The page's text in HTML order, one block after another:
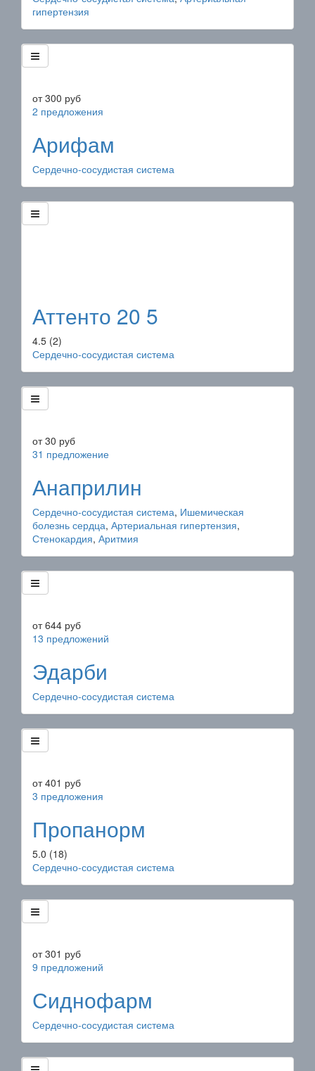
гипертензия
от300 руб
2 предложения
Арифам
Сердечно-сосудистая система
Аттенто 20 5
4.5 (2)
Сердечно-сосудистая система
от30 руб
31 предложение
Анаприлин
Сердечно-сосудистая система, Ишемическая
болезнь сердца, Артериальная гипертензия,
Стенокардия, Аритмия
от644 руб
13 предложений
Эдарби
Сердечно-сосудистая система
от401 руб
3 предложения
Пропанорм
5.0 (18)
Сердечно-сосудистая система
от301 руб
9 предложений
Сиднофарм
Сердечно-сосудистая система